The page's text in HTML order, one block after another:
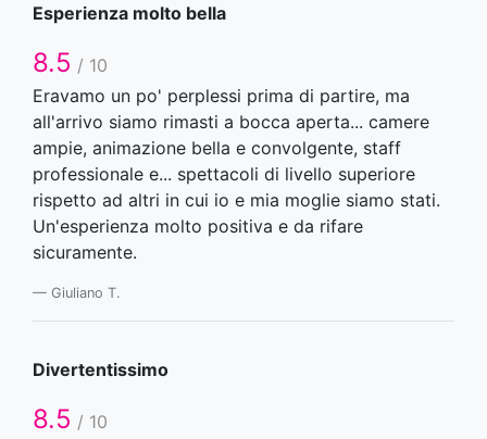
Esperienza molto bella
8.5 / 10
Eravamo un po' perplessi prima di partire, ma
all'arrivo siamo rimasti a bocca aperta... camere
ampie, animazione bella e convolgente, staff
professionale e... spettacoli di livello superiore
rispetto ad altri in cui io e mia moglie siamo stati.
Un'esperienza molto positiva e da rifare
sicuramente.
Giuliano T.
Divertentissimo
8.5 / 10